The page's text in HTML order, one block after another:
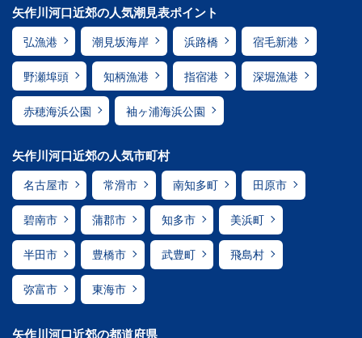
矢作川河口近郊の人気潮見表ポイント
弘漁港 潮見坂海岸 浜路橋 宿毛新港
野瀬埠頭 知柄漁港 指宿港 深堀漁港
赤穂海浜公園 袖ヶ浦海浜公園
矢作川河口近郊の人気市町村
名古屋市 常滑市 南知多町 田原市
碧南市 蒲郡市 知多市 美浜町
半田市 豊橋市 武豊町 飛島村
弥富市 東海市
矢作川河口近郊の都道府県